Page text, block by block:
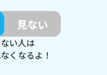
見ない
い人は
くなるよ！